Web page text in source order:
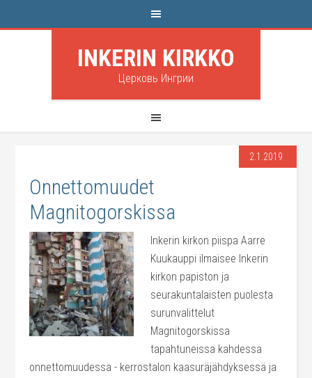
INKERIN KIRKKO
Церковь Ингрии
2.1.2019
Onnettomuudet
Magnitogorskissa
Inkerin kirkon piispa Aarre
Kuukauppi ilmaisee Inkerin
kirkon papiston ja
seurakuntalaisten puolesta
surunvalittelut
Magnitogorskissa
tapahtuneissa kahdessa
onnettomuudessa - kerrostalon kaasuräjähdyksessä ja